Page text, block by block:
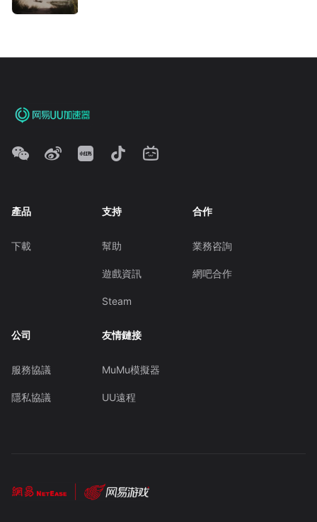
產品
下載
支持
幫助
遊戲資訊
Steam
合作
業務咨詢
網吧合作
公司
服務協議
隱私協議
友情鏈接
MuMu模擬器
UU遠程